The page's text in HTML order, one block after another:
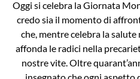
Oggi si celebra la Giornata
credo sia il momento di
che, mentre celebra la salute
affonda le radici nella
nostre vite. Oltre